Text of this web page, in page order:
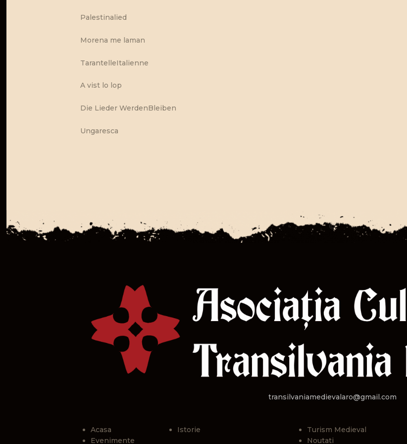
Palestinalied
Morena me laman
TarantelleItalienne
A vist lo lop
Die Lieder WerdenBleiben
Ungaresca
transilvaniamedievalaro@gmail.com
Acasa
Evenimente
Istorie
Turism Medieval
Noutati